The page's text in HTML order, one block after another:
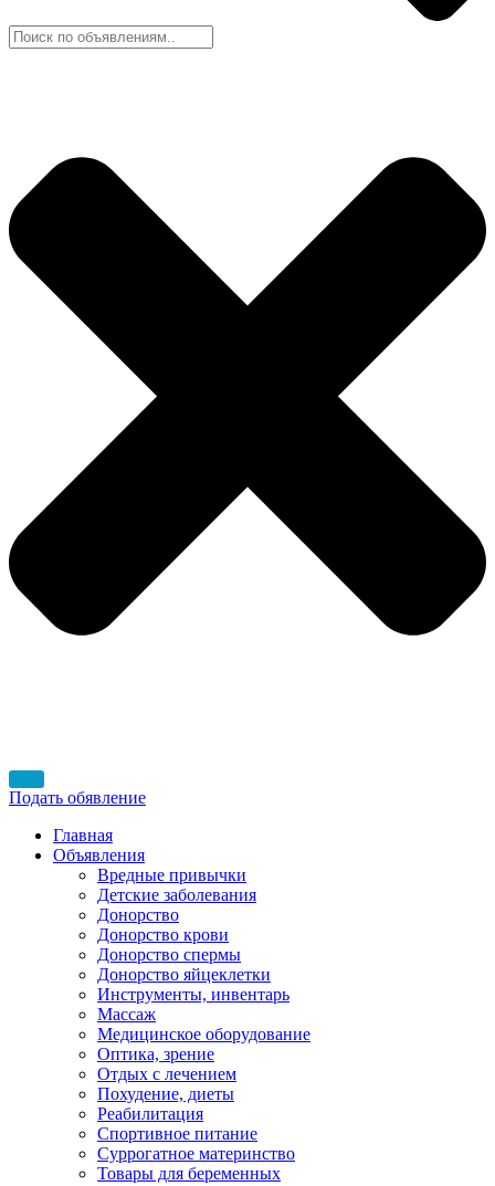
Подать обявление
Главная
Объявления
Вредные привычки
Детские заболевания
Донорство
Донорство крови
Донорство спермы
Донорство яйцеклетки
Инструменты, инвентарь
Массаж
Медицинское оборудование
Оптика, зрение
Отдых с лечением
Похудение, диеты
Реабилитация
Спортивное питание
Суррогатное материнство
Товары для беременных